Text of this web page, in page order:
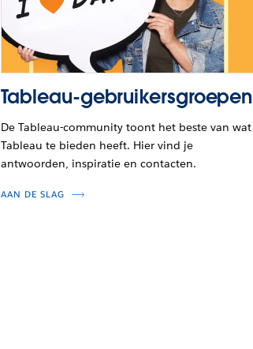
Tableau-gebruikersgroepen
De Tableau-community toont het beste van wat
Tableau te bieden heeft. Hier vind je
antwoorden, inspiratie en contacten.
AAN DE SLAG